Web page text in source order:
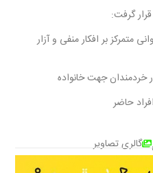
گرفت:
بر افکار منفی و آزار
جهت خانواده
حاضر
گالری تصاویر